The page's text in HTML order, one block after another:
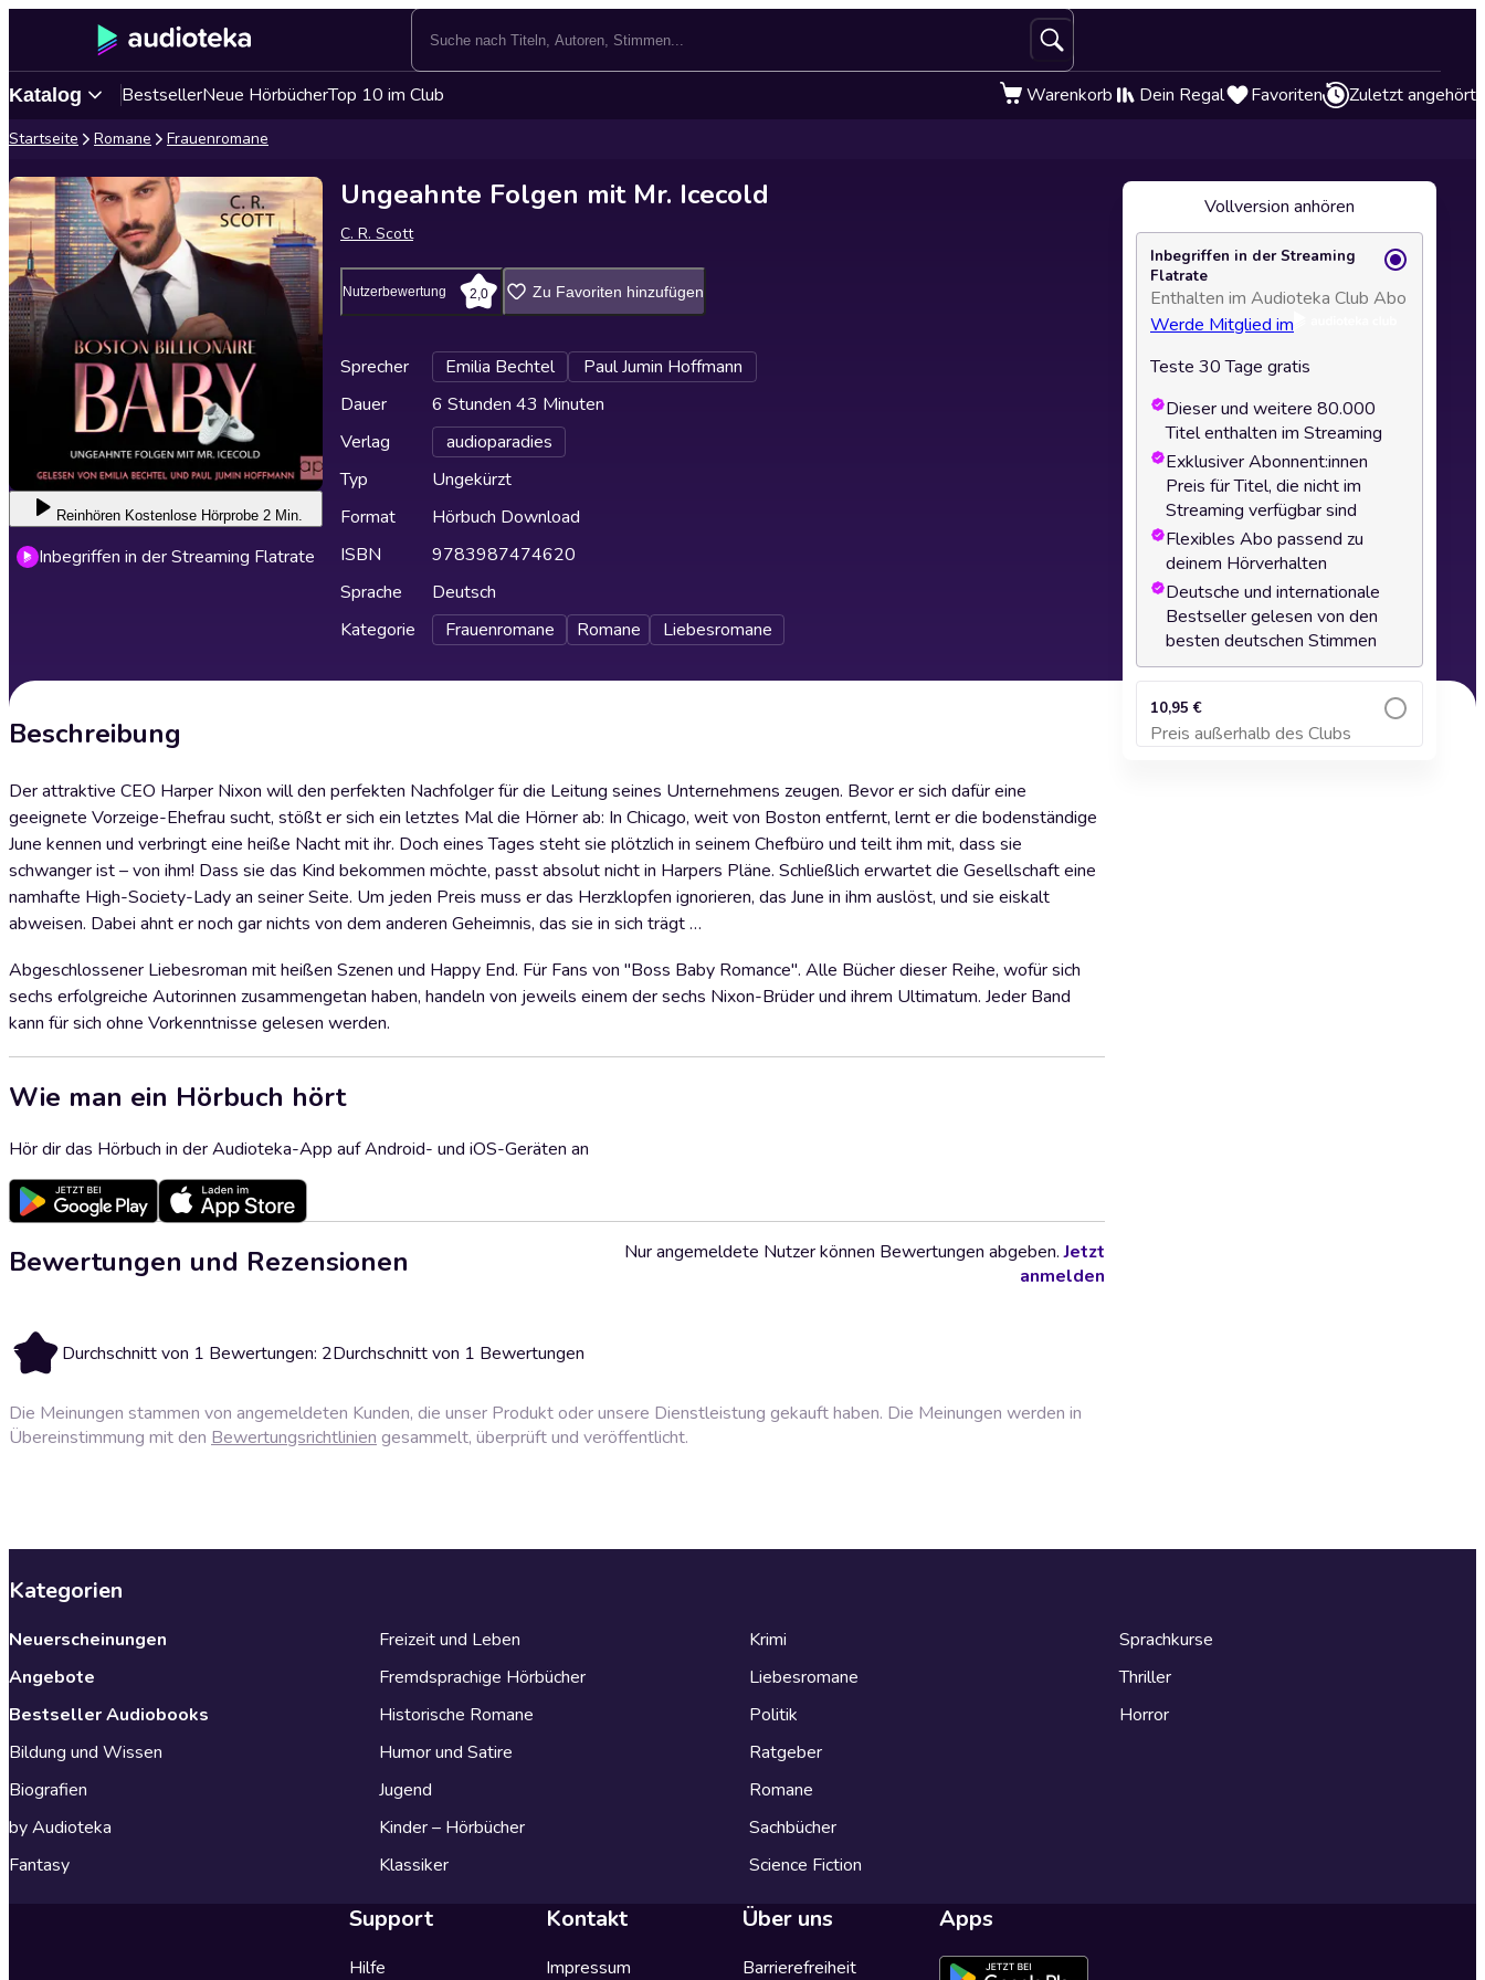
Katalog BestsellerNeue HörbücherTop 10 im Club Warenkorb Dein Regal Favoriten Zuletzt angehört
Startseite Romane Frauenromane
Reinhören Kostenlose Hörprobe 2 Min.
Inbegriffen in der Streaming Flatrate
Ungeahnte Folgen mit Mr. Icecold
C. R. Scott
Nutzerbewertung 2,0 Zu Favoriten hinzufügen
Sprecher Emilia Bechtel
Paul Jumin Hoffmann
Dauer
6 Stunden 43 Minuten
Verlag
audioparadies
Typ
Ungekürzt
Format
Hörbuch Download
ISBN
9783987474620
Sprache
Deutsch
Kategorie
Frauenromane Romane Liebesromane
Beschreibung
Der attraktive CEO Harper Nixon will den perfekten Nachfolger für die Leitung seines Unternehmens zeugen. Bevor er sich dafür eine
geeignete Vorzeige-Ehefrau sucht, stößt er sich ein letztes Mal die Hörner ab: In Chicago, weit von Boston entfernt, lernt er die bodenständige
June kennen und verbringt eine heiße Nacht mit ihr. Doch eines Tages steht sie plötzlich in seinem Chefbüro und teilt ihm mit, dass sie
schwanger ist – von ihm! Dass sie das Kind bekommen möchte, passt absolut nicht in Harpers Pläne. Schließlich erwartet die Gesellschaft eine
namhafte High-Society-Lady an seiner Seite. Um jeden Preis muss er das Herzklopfen ignorieren, das June in ihm auslöst, und sie eiskalt
abweisen. Dabei ahnt er noch gar nichts von dem anderen Geheimnis, das sie in sich trägt …
Abgeschlossener Liebesroman mit heißen Szenen und Happy End. Für Fans von "Boss Baby Romance". Alle Bücher dieser Reihe, wofür sich
sechs erfolgreiche Autorinnen zusammengetan haben, handeln von jeweils einem der sechs Nixon-Brüder und ihrem Ultimatum. Jeder Band
kann für sich ohne Vorkenntnisse gelesen werden.
Wie man ein Hörbuch hört
Hör dir das Hörbuch in der Audioteka-App auf Android- und iOS-Geräten an
Bewertungen und Rezensionen
2 Durchschnitt von 1 Bewertungen: 2Durchschnitt von 1 Bewertungen
Nur angemeldete Nutzer können Bewertungen abgeben.Jetzt
anmelden
Die Meinungen stammen von angemeldeten Kunden, die unser Produkt oder unsere Dienstleistung gekauft haben. Die Meinungen werden in
Übereinstimmung mit den Bewertungsrichtlinien gesammelt, überprüft und veröffentlicht.
Vollversion anhören
Inbegriffen in der Streaming
Flatrate
Enthalten im Audioteka Club Abo
Werde Mitglied im
Teste 30 Tage gratis
Dieser und weitere 80.000
Titel enthalten im Streaming
Exklusiver Abonnent:innen
Preis für Titel, die nicht im
Streaming verfügbar sind
Flexibles Abo passend zu
deinem Hörverhalten
Deutsche und internationale
Bestseller gelesen von den
besten deutschen Stimmen
10,95 €
Preis außerhalb des Clubs
Zum Warenkorb hinzufügen
Kategorien
Neuerscheinungen
Angebote
Bestseller Audiobooks
Bildung und Wissen
Biografien
by Audioteka
Fantasy
Freizeit und Leben
Fremdsprachige Hörbücher
Historische Romane
Humor und Satire
Jugend
Kinder – Hörbücher
Klassiker
Krimi
Liebesromane
Politik
Ratgeber
Romane
Sachbücher
Science Fiction
Sprachkurse
Thriller
Horror
Support
Hilfe
Kontakt
Impressum
Über uns
Barrierefreiheit
Apps